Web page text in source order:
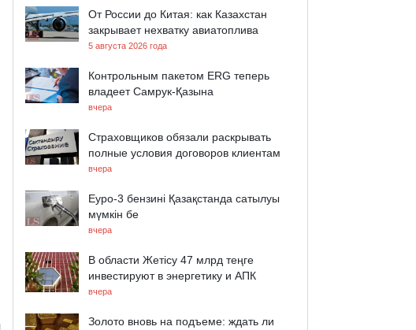
От России до Китая: как Казахстан
закрывает нехватку авиатоплива
5 августа 2026 года
Контрольным пакетом ERG теперь
владеет Самрук-Қазына
вчера
Страховщиков обязали раскрывать
полные условия договоров клиентам
вчера
Еуро-3 бензині Қазақстанда сатылуы
мүмкін бе
вчера
В области Жетісу 47 млрд теңге
инвестируют в энергетику и АПК
вчера
Золото вновь на подъеме: ждать ли